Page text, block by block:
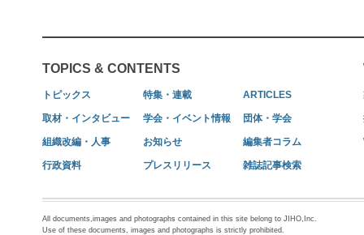
TOPICS & CONTENTS
トピックス 特集・連載 ARTICLES
取材・インタビュー 学会・イベント情報 団体・学会
組織改編・人事 お知らせ 編集者コラム
行政資料 プレスリリース 雑誌記事検索
All documents,images and photographs contained in this site belong to JIHO,Inc.
Use of these documents, images and photographs is strictly prohibited.